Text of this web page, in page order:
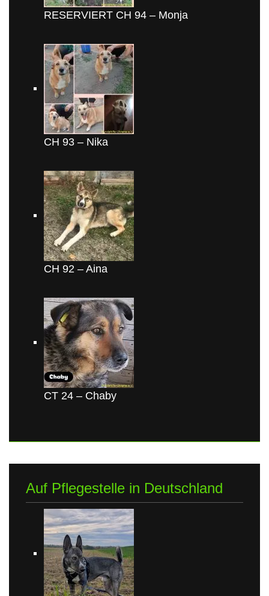
RESERVIERT CH 94 – Monja
CH 93 – Nika
CH 92 – Aina
CT 24 – Chaby
Auf Pflegestelle in Deutschland